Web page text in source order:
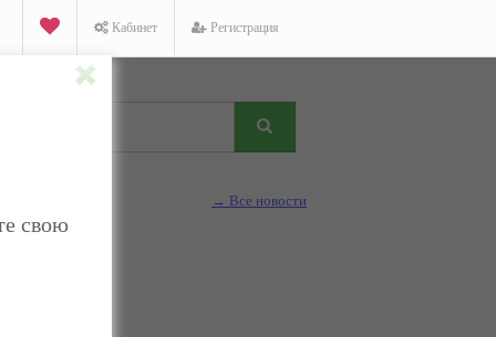
Кабинет Регистрация
→ Все новости
свою